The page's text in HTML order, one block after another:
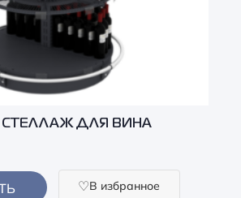
СТЕЛЛАЖ ДЛЯ ВИНА
В избранное